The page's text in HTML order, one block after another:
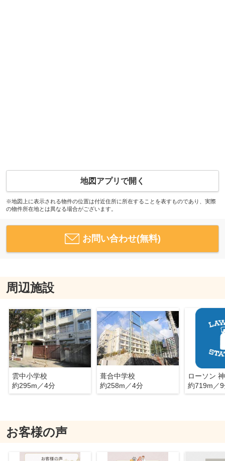
地図アプリで開く
※地図上に表示される物件の位置は付近住所に所在することを表すものであり、実際
の物件所在地とは異なる場合がございます。
お問い合わせ(無料)
周辺施設
雲中小学校
約295m／4分
葺合中学校
約258m／4分
約719m／
お客様の声